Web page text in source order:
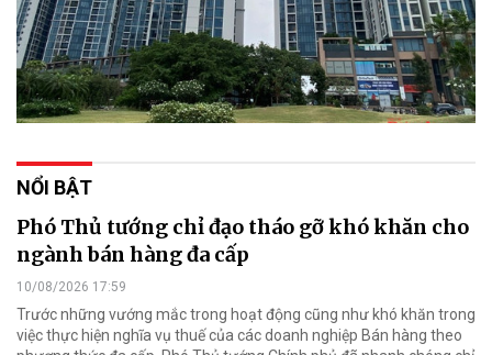
NỔI BẬT
Phó Thủ tướng chỉ đạo tháo gỡ khó khăn cho
ngành bán hàng đa cấp
10/08/2026 17:59
Trước những vướng mắc trong hoạt động cũng như khó khăn trong
việc thực hiện nghĩa vụ thuế của các doanh nghiệp Bán hàng theo